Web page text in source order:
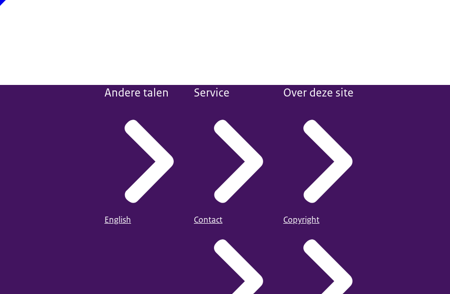
Andere talen
English
Service
Contact
Over deze site
Copyright